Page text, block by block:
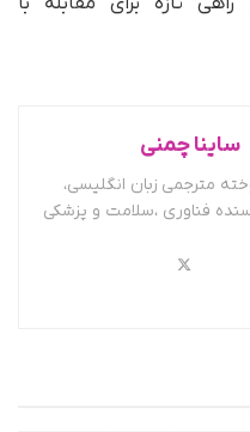
ساینا چمنی
مترجمی زبان انگلیسی،
فناوری ،سلامت و پزشکی